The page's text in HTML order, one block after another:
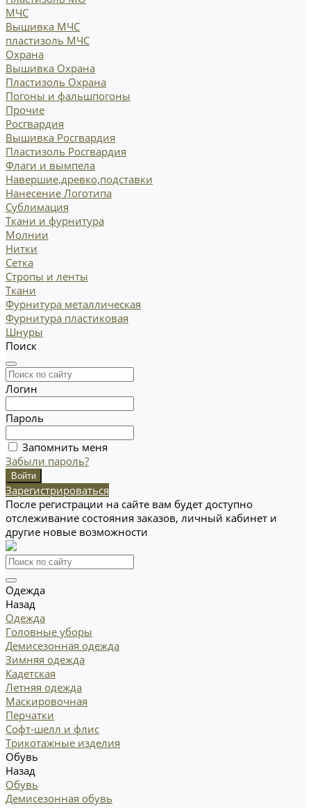
МЧС
Вышивка МЧС
пластизоль МЧС
Охрана
Вышивка Охрана
Пластизоль Охрана
Погоны и фальшпогоны
Прочие
Росгвардия
Вышивка Росгвардия
Пластизоль Росгвардия
Флаги и вымпела
Навершие,древко,подставки
Нанесение Логотипа
Сублимация
Ткани и фурнитура
Молнии
Нитки
Сетка
Стропы и ленты
Ткани
Фурнитура металлическая
Фурнитура пластиковая
Шнуры
Поиск
Логин
Пароль
Запомнить меня
Забыли пароль?
Зарегистрироваться
После регистрации на сайте вам будет доступно
отслеживание состояния заказов, личный кабинет и
другие новые возможности
Одежда
Назад
Одежда
Головные уборы
Демисезонная одежда
Зимняя одежда
Кадетская
Летняя одежда
Маскировочная
Перчатки
Софт-шелл и флис
Трикотажные изделия
Обувь
Назад
Обувь
Демисезонная обувь